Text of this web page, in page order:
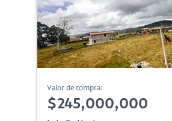
Valor de compra:
$245,000,000